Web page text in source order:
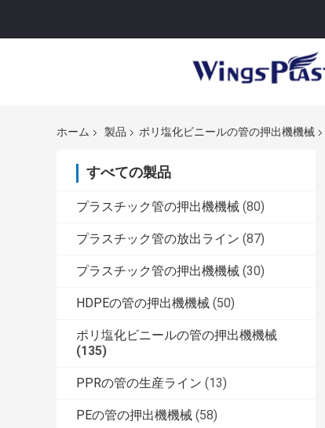
ホーム 製品 ポリ塩化ビニールの管の押出機機械
すべての製品
プラスチック管の押出機機械 (80)
プラスチック管の放出ライン (87)
プラスチック管の押出機機械 (30)
HDPEの管の押出機機械 (50)
ポリ塩化ビニールの管の押出機機械
(135)
PPRの管の生産ライン (13)
PEの管の押出機機械 (58)